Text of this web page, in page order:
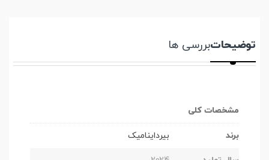
توضیحاتبررسی ها
مشخصات کلی
برند بیرداینامیک